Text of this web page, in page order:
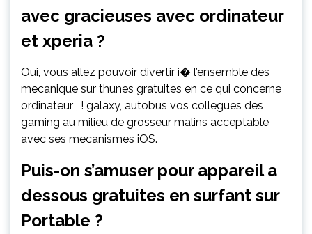
avec gracieuses avec ordinateur
et xperia ?
Oui, vous allez pouvoir divertir i� l’ensemble des
mecanique sur thunes gratuites en ce qui concerne
ordinateur , ! galaxy, autobus vos collegues des
gaming au milieu de grosseur malins acceptable
avec ses mecanismes iOS.
Puis-on s’amuser pour appareil a
dessous gratuites en surfant sur
Portable ?